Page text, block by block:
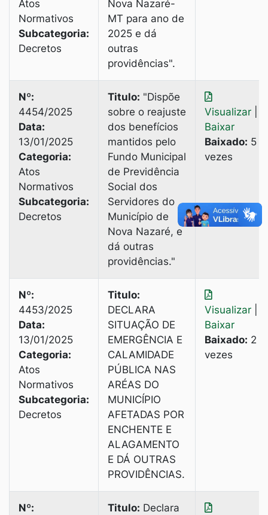
Atos
Normativos
Subcategoria:
Decretos
Nova Nazaré-
MT para ano de
2025 е dá
outras
providências".
Nº:
4454/2025
Data:
13/01/2025
Categoria:
Atos
Normativos
Subcategoria:
Decretos
Titulo: "Dispõe
sobre o reajuste
dos benefícios
mantidos pelo
Fundo Municipal
de Previdência
Social dos
Servidores do
Município de
Nova Nazaré, e
dá outras
providências."
Visualizar
Baixar
Baixado: 5
vezes
Nº:
4453/2025
Data:
13/01/2025
Categoria:
Atos
Normativos
Subcategoria:
Decretos
Titulo:
DECLARA
SITUAÇÃO DE
EMERGÊNCIA E
CALAMIDADE
PÚBLICA NAS
ARÉAS DO
MUNICÍPIO
AFETADAS POR
ENCHENTE E
ALAGAMENTO
E DÁ OUTRAS
PROVIDÊNCIAS.
Visualizar
Baixar
Baixado: 2
vezes
Nº:
Titulo: Declara